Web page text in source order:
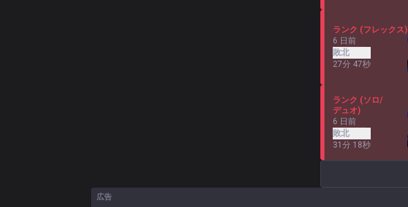
ランク (フレックス)
6 日前
敗北
27分 47秒
ランク (ソロ/
デュオ)
6 日前
敗北
31分 18秒
広告